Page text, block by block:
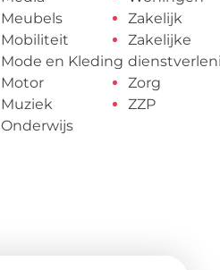
Meubels
Mobiliteit
Mode en Kleding
Motor
Muziek
Onderwijs
Zakelijk
Zakelijke
Zorg
ZZP